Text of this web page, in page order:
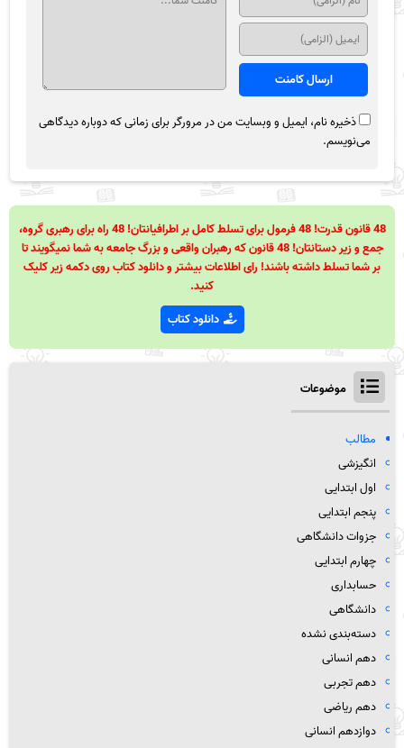
ذخیره نام، ایمیل و وبسایت من در مرورگر برای زمانی که دوباره دیدگاهی
می‌نویسم.
48 قانون قدرت! 48 فرمول برای تسلط کامل بر اطرافیانتان! 48 راه برای رهبری گروه،
جمع و زیر دستانتان! 48 قانون که رهبران واقعی و بزرگ جامعه به شما نمیگویند تا
بر شما تسلط داشته باشند! رای اطلاعات بیشتر و دانلود کتاب روی دکمه زیر کلیک
کنید.
دانلود کتاب
موضوعات
مطالب
انگیزشی
اول ابتدایی
پنجم ابتدایی
جزوات دانشگاهی
چهارم ابتدایی
حسابداری
دانشگاهی
دسته‌بندی نشده
دهم انسانی
دهم تجربی
دهم ریاضی
دوازدهم انسانی